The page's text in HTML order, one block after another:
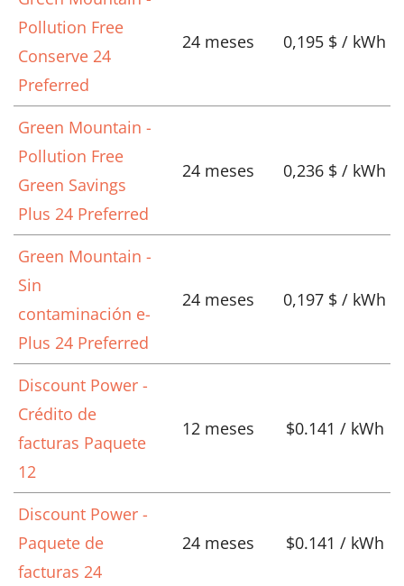
Pollution Free
Conserve 24
Preferred
24 meses 0,195 $ / kWh
Green Mountain -
Pollution Free
Green Savings
Plus 24 Preferred
24 meses 0,236 $ / kWh
Green Mountain -
Sin
contaminación e-
Plus 24 Preferred
24 meses 0,197 $ / kWh
Discount Power -
Crédito de
facturas Paquete
12
12 meses $0.141 / kWh
Discount Power -
Paquete de
facturas 24
24 meses $0.141 / kWh